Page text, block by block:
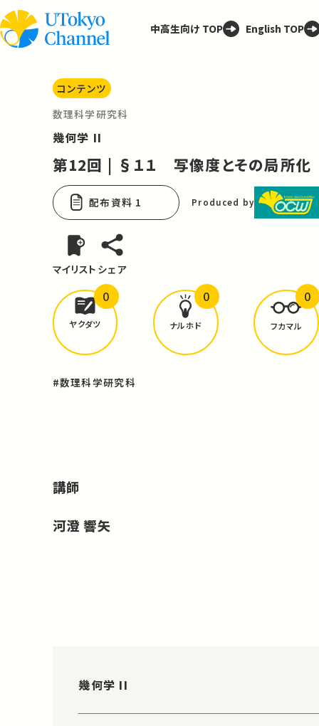
中高生向け TOP English TOP
コンテンツ
数理科学研究科
幾何学 II
第12回 | §１１ 写像度とその局所化
配布資料 1 Produced by
マイリスト シェア
どんな学びがありましたか？
ヤクダツ
0
ナルホド
0
フカマル
0
#数理科学研究科
講師
河澄 響矢
幾何学 II